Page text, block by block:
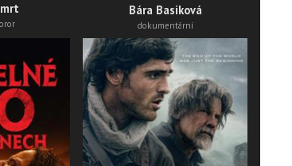
Bára Basiková
dokumentární